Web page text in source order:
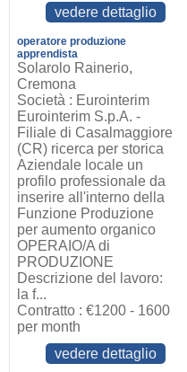
vedere dettaglio
operatore produzione
apprendista
Solarolo Rainerio,
Cremona
Società : Eurointerim
Eurointerim S.p.A. -
Filiale di Casalmaggiore
(CR) ricerca per storica
Aziendale locale un
profilo professionale da
inserire all'interno della
Funzione Produzione
per aumento organico
OPERAIO/A di
PRODUZIONE
Descrizione del lavoro:
la f...
Contratto : €1200 - 1600
per month
vedere dettaglio